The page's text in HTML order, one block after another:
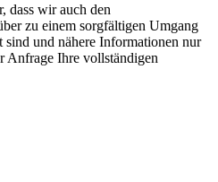
dass wir auch den
zu einem sorgfältigen Umgang
und nähere Informationen nur
Anfrage Ihre vollständigen